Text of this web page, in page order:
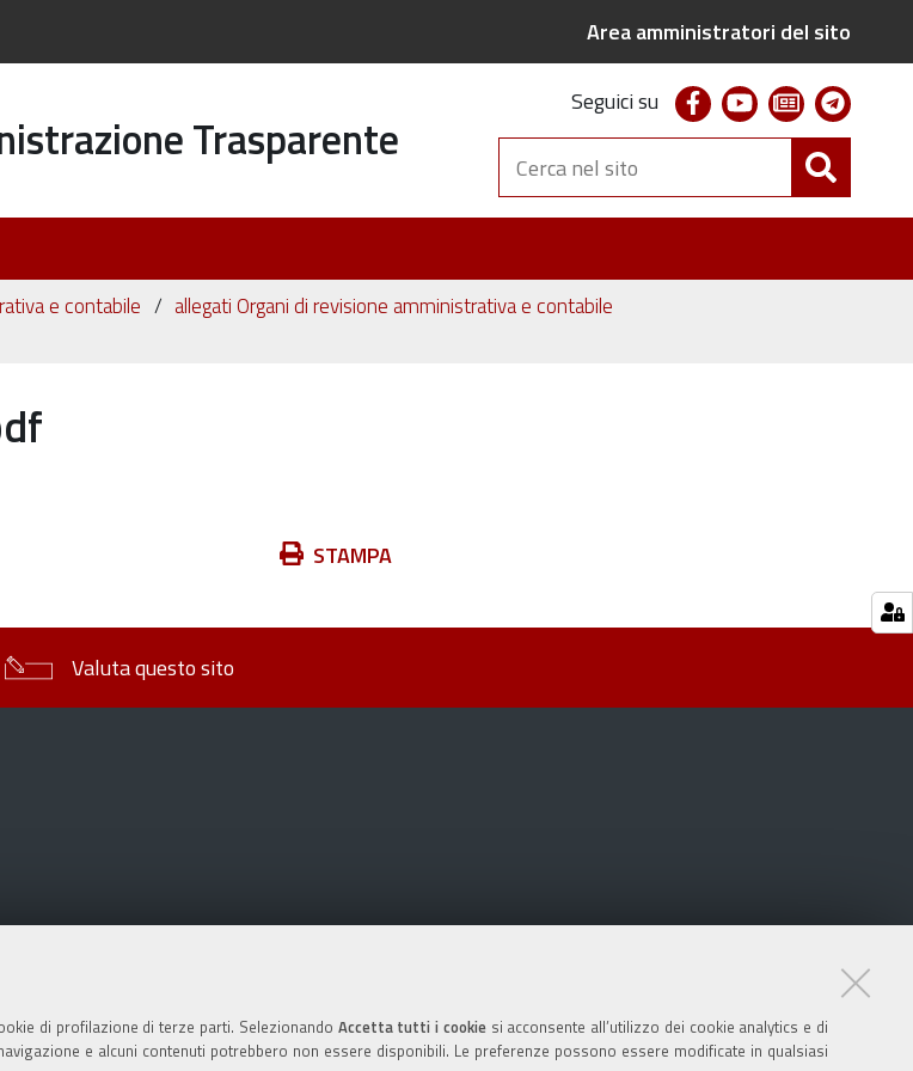
di profilazione di terze parti. Selezionando Accetta tutti i cookiesi acconsente all’utilizzo dei cookie analytics e di
e alcuni contenuti potrebbero non essere disponibili. Le preferenze possono essere modificate in qualsiasi
Area amministratori del sito
Trasparente
Seguici su facebookyoutubenewsletter
Cerca
nel
sito
e contabile
allegati Organi di revisione amministrativa e contabile
Azioni STAMPA
Valuta questo sito